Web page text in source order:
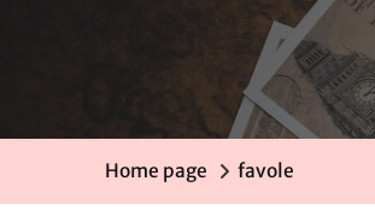
Home page favole